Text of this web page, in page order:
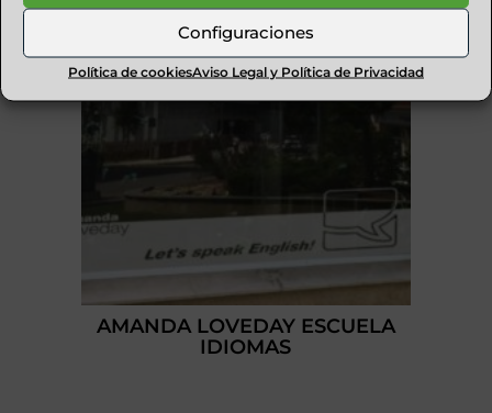
Configuraciones
Política de cookiesAviso Legal y Política de Privacidad
AMANDA LOVEDAY ESCUELA
IDIOMAS